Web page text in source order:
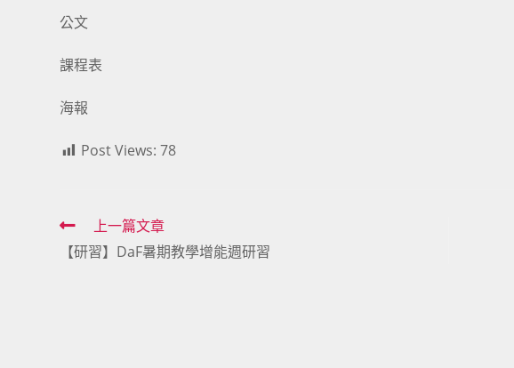
公文
課程表
海報
Post Views: 78
Read
more
上一篇文章
【研習】DaF暑期教學增能週研習